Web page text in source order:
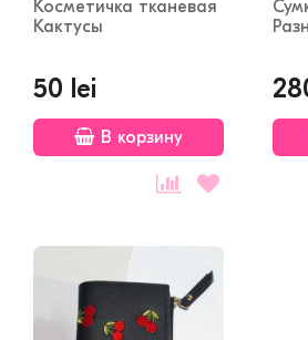
Косметичка тканевая
Кактусы
50 lei
В корзину